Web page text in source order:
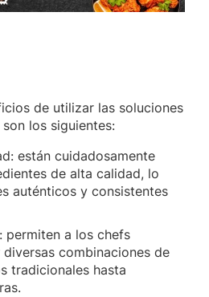
de utilizar las soluciones
los siguientes:
están cuidadosamente
de alta calidad, lo
auténticos y consistentes
permiten a los chefs
combinaciones de
tradicionales hasta